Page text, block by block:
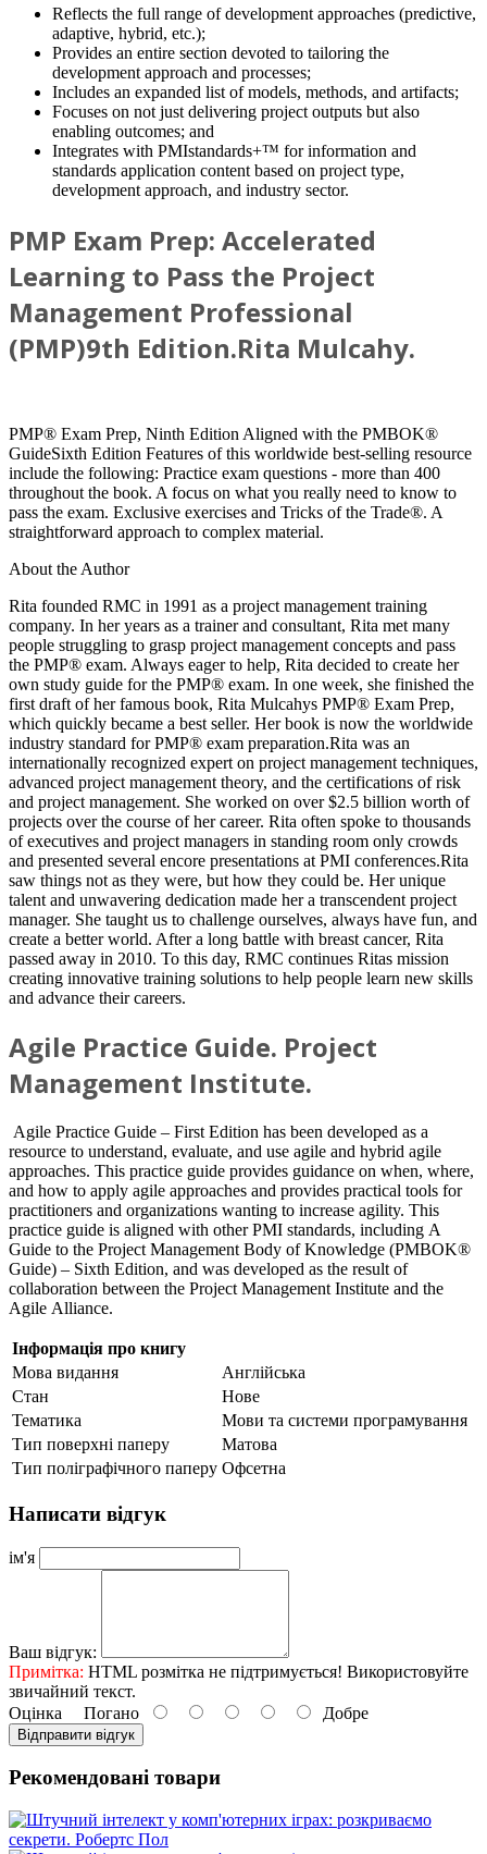
Reflects the full range of development approaches (predictive,
adaptive, hybrid, etc.);
Provides an entire section devoted to tailoring the
development approach and processes;
Includes an expanded list of models, methods, and artifacts;
Focuses on not just delivering project outputs but also
enabling outcomes; and
Integrates with PMIstandards+™ for information and
standards application content based on project type,
development approach, and industry sector.
PMP Exam Prep: Accelerated
Learning to Pass the Project
Management Professional
(PMP)9th Edition.Rita Mulcahу.
PMP® Exam Prep, Ninth Edition Aligned with the PMBOK®
GuideSixth Edition Features of this worldwide best-selling resource
include the following: Practice exam questions - more than 400
throughout the book. A focus on what you really need to know to
pass the exam. Exclusive exercises and Tricks of the Trade®. A
straightforward approach to complex material.
About the Author
Rita founded RMC in 1991 as a project management training
company. In her years as a trainer and consultant, Rita met many
people struggling to grasp project management concepts and pass
the PMP® exam. Always eager to help, Rita decided to create her
own study guide for the PMP® exam. In one week, she finished the
first draft of her famous book, Rita Mulcahys PMP® Exam Prep,
which quickly became a best seller. Her book is now the worldwide
industry standard for PMP® exam preparation.Rita was an
internationally recognized expert on project management techniques,
advanced project management theory, and the certifications of risk
and project management. She worked on over $2.5 billion worth of
projects over the course of her career. Rita often spoke to thousands
of executives and project managers in standing room only crowds
and presented several encore presentations at PMI conferences.Rita
saw things not as they were, but how they could be. Her unique
talent and unwavering dedication made her a transcendent project
manager. She taught us to challenge ourselves, always have fun, and
create a better world. After a long battle with breast cancer, Rita
passed away in 2010. To this day, RMC continues Ritas mission
creating innovative training solutions to help people learn new skills
and advance their careers.
Agile Practice Guide. Project
Management Institute.
Agile Practice Guide – First Edition has been developed as a
resource to understand, evaluate, and use agile and hybrid agile
approaches. This practice guide provides guidance on when, where,
and how to apply agile approaches and provides practical tools for
practitioners and organizations wanting to increase agility. This
practice guide is aligned with other PMI standards, including A
Guide to the Project Management Body of Knowledge (PMBOK®
Guide) – Sixth Edition, and was developed as the result of
collaboration between the Project Management Institute and the
Agile Alliance.
Інформація про книгу
Мова видання
Англійська
Стан
Нове
Тематика
Мови та системи програмування
Тип поверхні паперу
Матова
Тип поліграфічного паперу Офсетна
Написати відгук
ім'я
Ваш відгук:
Примітка: HTML розмітка не підтримується! Використовуйте
звичайний текст.
Оцінка Погано Добре
Відправити відгук
Рекомендовані товари